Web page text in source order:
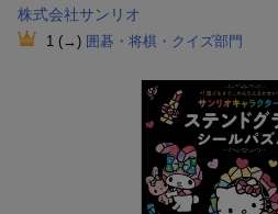
株式会社サンリオ
1 (→) 囲碁・将棋・クイズ部門